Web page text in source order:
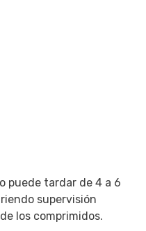
puede tardar de 4 a 6
supervisión
los comprimidos.